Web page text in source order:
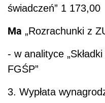
świadczeń” 1 173,00
Ma „Rozrachunki z
- w analityce
FGŚP”
3. Wypłata